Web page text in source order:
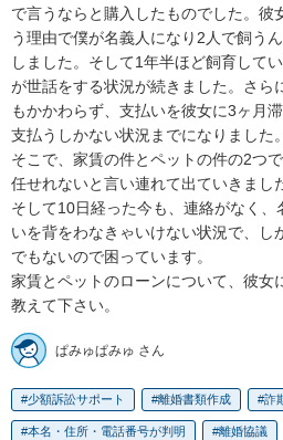
で言うならと購入したものでした。彼
う理由で僕が名義人になり2人で飼う
しました。そして1年半ほど飼育して
が世話をする状況が続きました。さら
もかかわらず、支払いを彼女に3ヶ月
支払うしかない状況までになりました。
そこで、家賃の件とペットの件の2つ
任せれないと言い連れて出ていきまし
そして10日経った今も、連絡がなく
いを背をわなきゃいけない状況で、し
でもないので困っています。
家賃とペットのローンについて、彼女
教えて下さい。
ぱみゅぱみゅ さん
少額訴訟サポート 離婚書類作成 詐
本名・住所・電話番号が判明 離婚協議